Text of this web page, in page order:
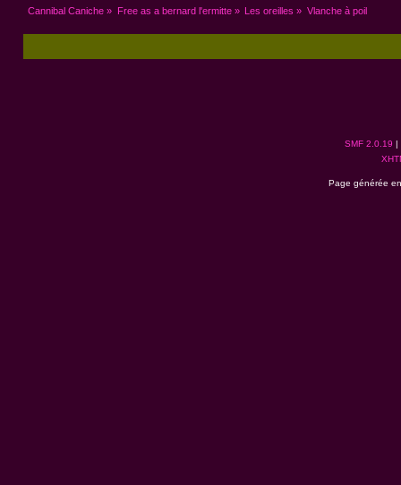
Cannibal Caniche » Free as a bernard l'ermitte» Les oreilles » Vlanche à poil
SMF 2.0.19 |
Page générée